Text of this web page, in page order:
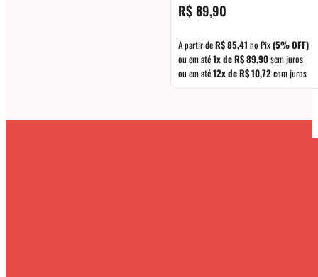
R$89,90
A partir deR$85,41 no Pix(5% OFF)
ou em até1x deR$89,90sem juros
ou em até12x deR$10,72com juros